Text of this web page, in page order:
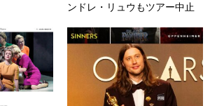
ンドレ・リュウもツアー中止